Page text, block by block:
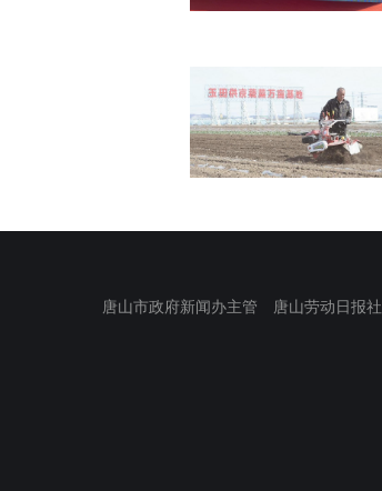
唐山市政府新闻办主管 唐山劳动日报